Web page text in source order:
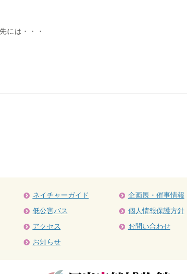
には・・・
ネイチャーガイド
低公害バス
アクセス
お知らせ
企画展・催事情報
個人情報保護方針
お問い合わせ